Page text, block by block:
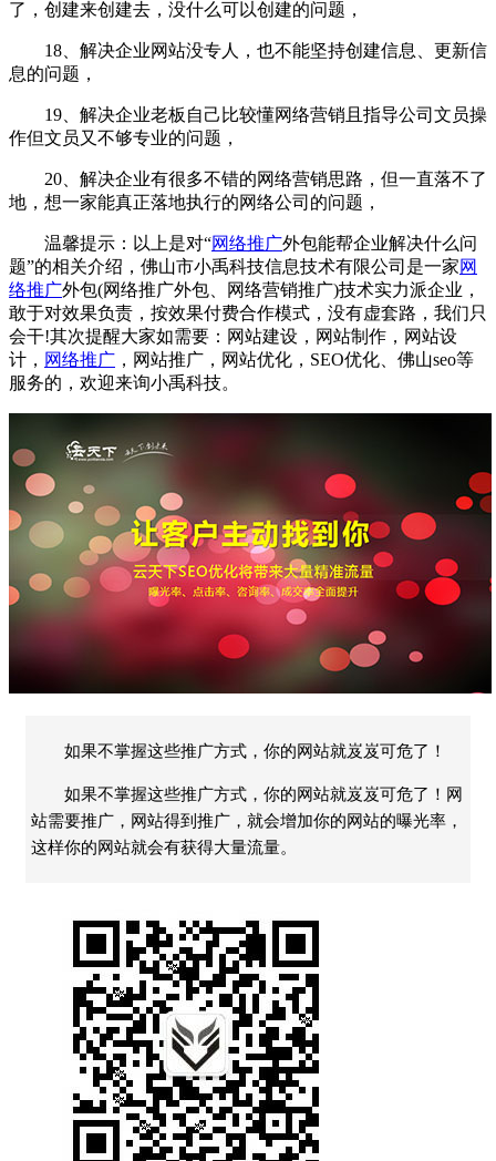
了，创建来创建去，没什么可以创建的问题，
18、解决企业网站没专人，也不能坚持创建信息、更新信
息的问题，
19、解决企业老板自己比较懂网络营销且指导公司文员操
作但文员又不够专业的问题，
20、解决企业有很多不错的网络营销思路，但一直落不了
地，想一家能真正落地执行的网络公司的问题，
温馨提示：以上是对“网络推广外包能帮企业解决什么问
题”的相关介绍，佛山市小禹科技信息技术有限公司是一家网
络推广外包(网络推广外包、网络营销推广)技术实力派企业，
敢于对效果负责，按效果付费合作模式，没有虚套路，我们只
会干!其次提醒大家如需要：网站建设，网站制作，网站设
计， 网络推广 ，网站推广，网站优化，SEO优化、佛山seo等
服务的，欢迎来询小禹科技。
如果不掌握这些推广方式，你的网站就岌岌可危了！
如果不掌握这些推广方式，你的网站就岌岌可危了！网
站需要推广，网站得到推广，就会增加你的网站的曝光率，
这样你的网站就会有获得大量流量。